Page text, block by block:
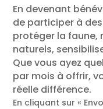
En devenant
de participer à
protéger la faune,
naturels,
Que vous ayez
par mois à offrir,
réelle différence.
En cliquant sur «